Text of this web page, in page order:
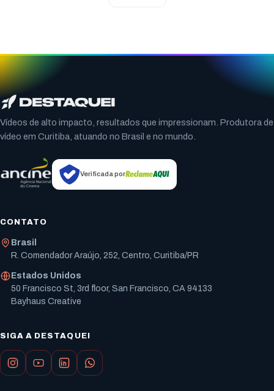
Vídeos de alto impacto, resultados que impressionam. Produtora de
vídeo em Curitiba, atuando no Brasil e no mundo.
Verificada por
CONTATO
Brasil
R. Comendador Araújo, 252, Centro, Curitiba/PR
Estados Unidos
50 Francisco St, 3rd floor, San Francisco, CA 94133
Bayhaus Creative
SIGA A DESTAQUEI